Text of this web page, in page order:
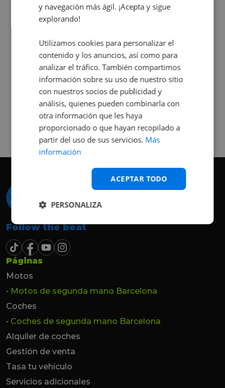
Cuando decidí vender mi coche busqué
diferentes empresas donde hacerlo y la que
me dio más confianza fue Rattix, por las
buenas (y tantas) reseñas que tienen.
Realmente la experiencia ha sido muy
buena, Carolina ha sido siempre muy atenta
y profesional. Finalmente mi hermana se
queda el coche, pero no puedo más que
recomendar el buen trato desde el primer
hasta el último momento.
Judit Sorribes
Follow the beat
Páginas
Motos
• Motos de segunda mano Barcelona
Coches
• Coches de segunda mano Barcelona
Alquiler de coches
Gestión de venta
Tasa tu vehículo
Servicios adicionales
y navegación más ágil. ¡Acepta y sigue
explorando!
Utilizamos cookies para personalizar el
contenido y los anuncios, así como para
analizar el tráfico. También compartimos
información sobre su uso de nuestro sitio
con nuestros socios de publicidad y
análisis, quienes pueden combinarla con
otra información que les haya
proporcionado o que hayan recopilado a
partir del uso de sus servicios. Más
información
ACEPTAR TODO
PERSONALIZA